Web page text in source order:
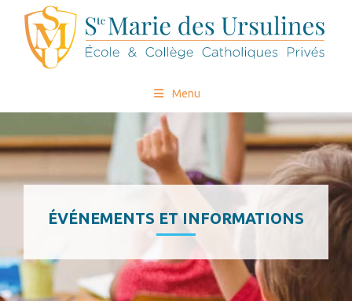
Menu
ÉVÉNEMENTS ET INFORMATIONS